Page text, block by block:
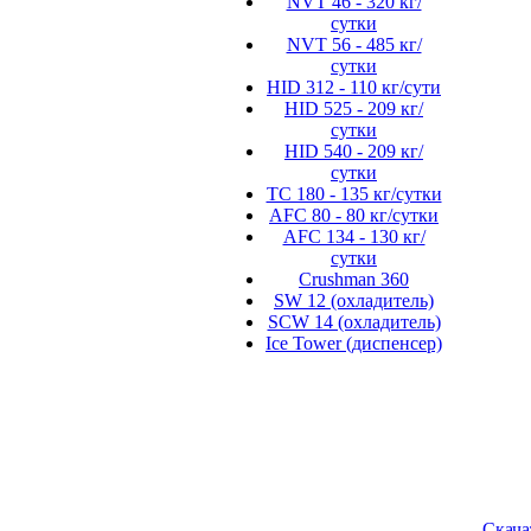
сутки
NVT 56 - 485 кг/
сутки
HID 312 - 110 кг/сути
HID 525 - 209 кг/
сутки
HID 540 - 209 кг/
сутки
TC 180 - 135 кг/сутки
AFC 80 - 80 кг/сутки
AFC 134 - 130 кг/
сутки
Crushman 360
SW 12 (охладитель)
SCW 14 (охладитель)
Ice Tower (диспенсер)